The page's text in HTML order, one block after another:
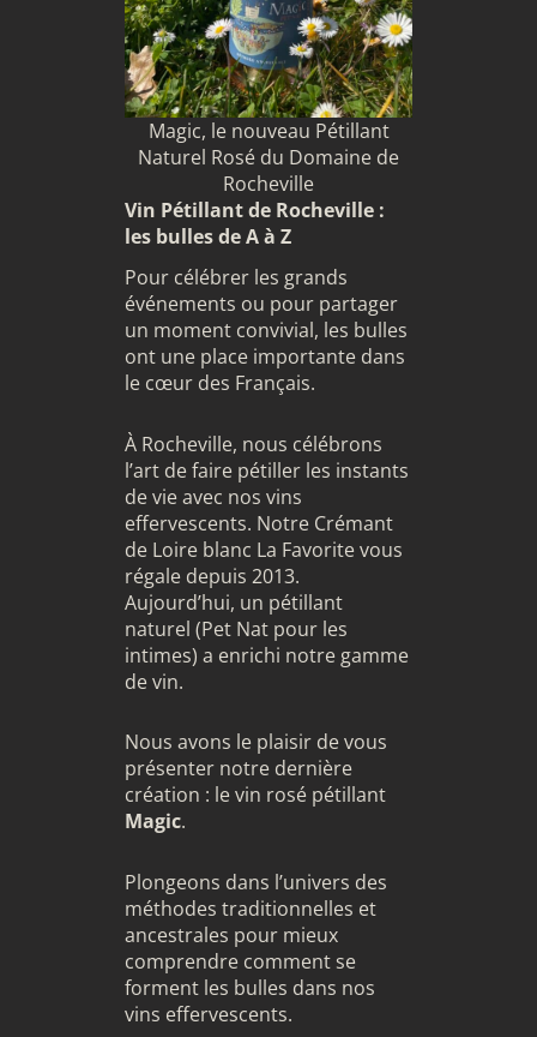
Magic, le nouveau Pétillant
Naturel Rosé du Domaine de
Rocheville
Vin Pétillant de Rocheville :
les bulles de A à Z
Pour célébrer les grands
événements ou pour partager
un moment convivial, les bulles
ont une place importante dans
le cœur des Français.
À Rocheville, nous célébrons
l’art de faire pétiller les instants
de vie avec nos vins
effervescents. Notre Crémant
de Loire blanc La Favorite vous
régale depuis 2013.
Aujourd’hui, un pétillant
naturel (Pet Nat pour les
intimes) a enrichi notre gamme
de vin.
Nous avons le plaisir de vous
présenter notre dernière
création : le vin rosé pétillant
Magic.
Plongeons dans l’univers des
méthodes traditionnelles et
ancestrales pour mieux
comprendre comment se
forment les bulles dans nos
vins effervescents.